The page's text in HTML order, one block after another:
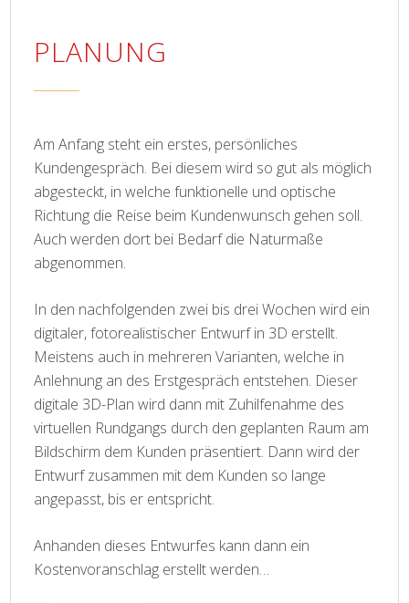
PLANUNG
Am Anfang steht ein erstes, persönliches
Kundengespräch. Bei diesem wird so gut als möglich
abgesteckt, in welche funktionelle und optische
Richtung die Reise beim Kundenwunsch gehen soll.
Auch werden dort bei Bedarf die Naturmaße
abgenommen.
In den nachfolgenden zwei bis drei Wochen wird ein
digitaler, fotorealistischer Entwurf in 3D erstellt.
Meistens auch in mehreren Varianten, welche in
Anlehnung an des Erstgespräch entstehen. Dieser
digitale 3D-Plan wird dann mit Zuhilfenahme des
virtuellen Rundgangs durch den geplanten Raum am
Bildschirm dem Kunden präsentiert. Dann wird der
Entwurf zusammen mit dem Kunden so lange
angepasst, bis er entspricht.
Anhanden dieses Entwurfes kann dann ein
Kostenvoranschlag erstellt werden…